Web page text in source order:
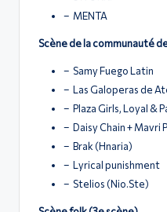
– MENTA
Scène de la communauté
– Samy Fuego Latin
– Las Galoperas de
– Plaza Girls, Loyal &
– Daisy Chain + Mavri
– Brak (Hnaria)
– Lyrical punishment
– Stelios (Nio.Ste)